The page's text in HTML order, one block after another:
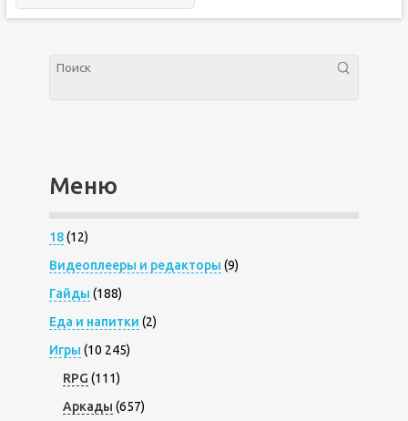
Меню
18(12)
Видеоплееры и редакторы (9)
Гайды (188)
Еда и напитки (2)
Игры (10 245)
RPG (111)
Аркады (657)